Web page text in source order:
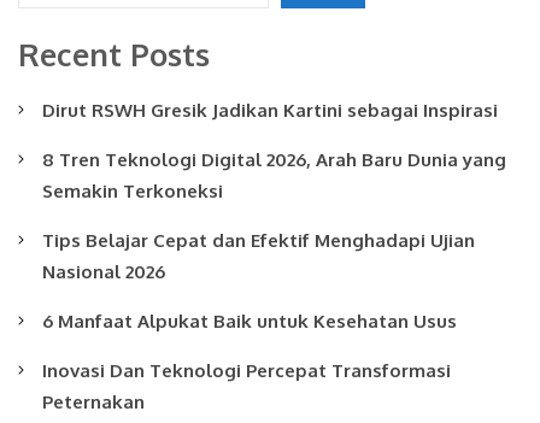
Recent Posts
Dirut RSWH Gresik Jadikan Kartini sebagai Inspirasi
8 Tren Teknologi Digital 2026, Arah Baru Dunia yang
Semakin Terkoneksi
Tips Belajar Cepat dan Efektif Menghadapi Ujian
Nasional 2026
6 Manfaat Alpukat Baik untuk Kesehatan Usus
Inovasi Dan Teknologi Percepat Transformasi
Peternakan